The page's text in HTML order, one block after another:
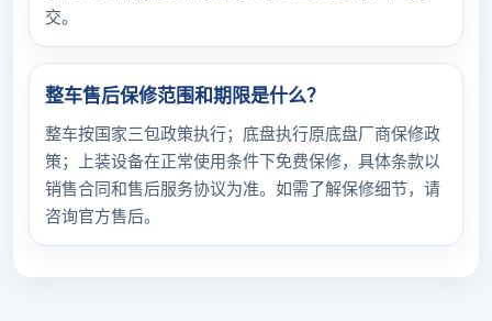
交。
整车售后保修范围和期限是什么？
整车按国家三包政策执行；底盘执行原底盘厂商保修政
策；上装设备在正常使用条件下免费保修，具体条款以
销售合同和售后服务协议为准。如需了解保修细节，请
咨询官方售后。